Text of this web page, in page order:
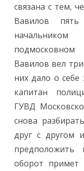
связана с тем,
Вавилов
Вавилов вел
них дало о себе
капитан
ГУВД
снова
друг с другом
оборот примет